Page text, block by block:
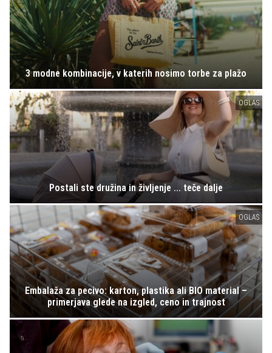
3 modne kombinacije, v katerih nosimo torbe za plažo
OGLAS
Postali ste družina in življenje ... teče dalje
OGLAS
Embalaža za pecivo: karton, plastika ali BIO material –
primerjava glede na izgled, ceno in trajnost